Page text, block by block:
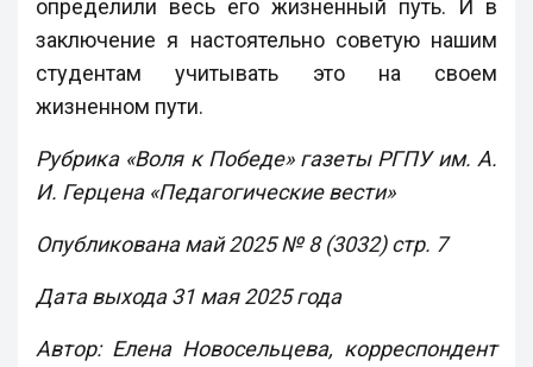
определили весь его жизненный путь. И в
заключение я настоятельно советую нашим
студентам учитывать это на своем
жизненном пути.
Рубрика «Воля к Победе» газеты РГПУ им. А.
И. Герцена «Педагогические вести»
Опубликована май 2025 № 8 (3032) стр. 7
Дата выхода 31 мая 2025 года
Автор: Елена Новосельцева, корреспондент